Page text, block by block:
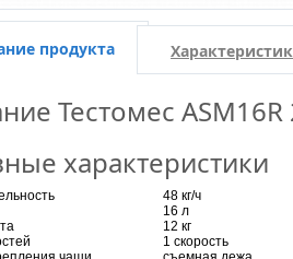
продукта
Тестомес
характеристики
48 кг/ч
16 л
12 кг
1 скорость